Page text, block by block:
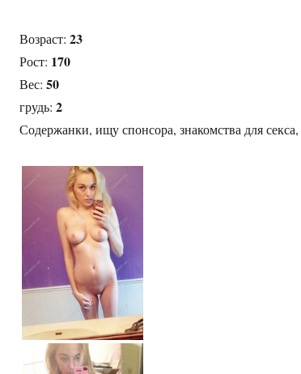
Возраст: 23
Рост: 170
Вес: 50
грудь: 2
Содержанки, ищу спонсора, знакомства для